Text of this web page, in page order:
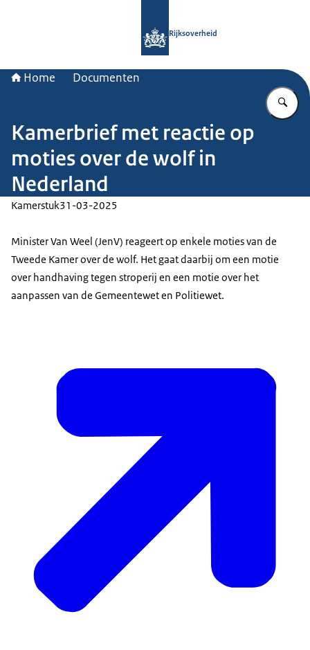
Rijksoverheid
Home Documenten
Kamerbrief met reactie op
moties over de wolf in
Nederland
Kamerstuk31-03-2025
Minister Van Weel (JenV) reageert op enkele moties van de
Tweede Kamer over de wolf. Het gaat daarbij om een motie
over handhaving tegen stroperij en een motie over het
aanpassen van de Gemeentewet en Politiewet.